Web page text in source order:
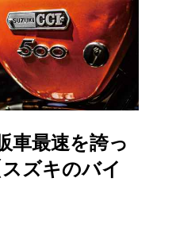
車最速を誇っ
ズキのバイ